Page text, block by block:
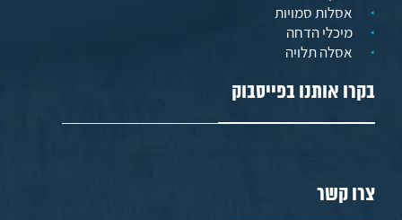
אסלות סמויות
מיכלי הדחה
אסלה תלויה
בקרו אותנו בפייסבוק
צרו קשר